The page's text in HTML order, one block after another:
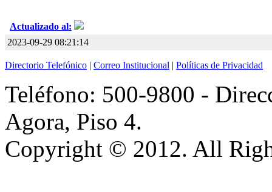
Actualizado al:
2023-09-29 08:21:14
Directorio Telefónico | Correo Institucional | Políticas de Privacidad
Teléfono: 500-9800 -
Agora, Piso 4.
Copyright © 2012. All